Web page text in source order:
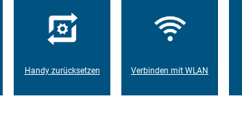
Handy zurücksetzen Verbinden mit WLAN